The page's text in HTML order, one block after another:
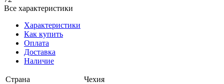
Все характеристики
Характеристики
Как купить
Оплата
Доставка
Наличие
Страна
Чехия